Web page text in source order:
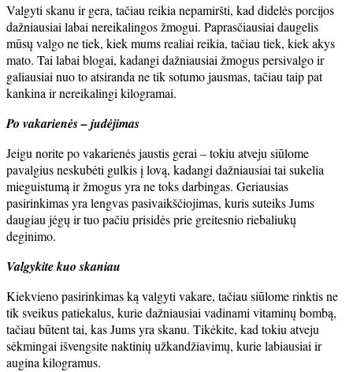
Valgyti skanu ir gera, tačiau reikia nepamiršti, kad didelės porcijos
dažniausiai labai nereikalingos žmogui. Paprasčiausiai daugelis
mūsų valgo ne tiek, kiek mums realiai reikia, tačiau tiek, kiek akys
mato. Tai labai blogai, kadangi dažniausiai žmogus persivalgo ir
galiausiai nuo to atsiranda ne tik sotumo jausmas, tačiau taip pat
kankina ir nereikalingi kilogramai.
Po vakarienės – judėjimas
Jeigu norite po vakarienės jaustis gerai – tokiu atveju siūlome
pavalgius neskubėti gulkis į lovą, kadangi dažniausiai tai sukelia
mieguistumą ir žmogus yra ne toks darbingas. Geriausias
pasirinkimas yra lengvas pasivaikščiojimas, kuris suteiks Jums
daugiau jėgų ir tuo pačiu prisidės prie greitesnio riebaliukų
deginimo.
Valgykite kuo skaniau
Kiekvieno pasirinkimas ką valgyti vakare, tačiau siūlome rinktis ne
tik sveikus patiekalus, kurie dažniausiai vadinami vitaminų bombą,
tačiau būtent tai, kas Jums yra skanu. Tikėkite, kad tokiu atveju
sėkmingai išvengsite naktinių užkandžiavimų, kurie labiausiai ir
augina kilogramus.